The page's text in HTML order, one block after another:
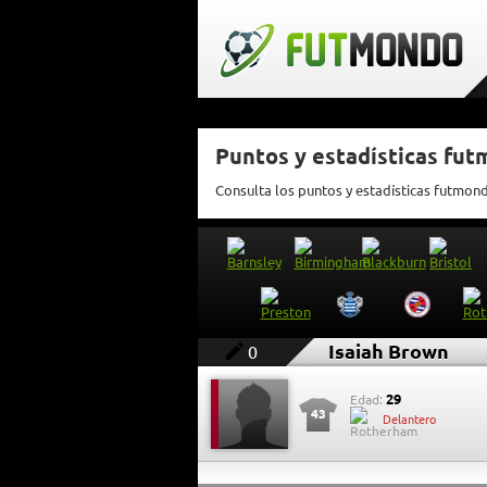
Puntos y estadísticas
Consulta los puntos y estadísticas
0 Isaiah Brown
43
Edad: 29
Delantero